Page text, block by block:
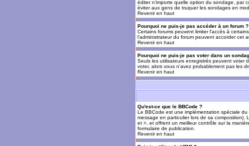
éditer n'importe quelle option du sondage, par
éviter aux gens de truquer les sondages en
Revenir en haut
Pourquoi ne puis-je pas accéder à un forum ?
Certains forums peuvent limiter l'accès à
l'administrateur du forum peuvent accorder cet
Revenir en haut
Pourquoi ne puis-je pas voter dans un
Seuls les utilisateurs enregistrés peuvent voter
voter, alors vous n'avez probablement pas les
Revenir en haut
Qu'est-ce que le BBCode ?
Le BBCode est une implémentation spéciale
message en particulier lors de sa composition).
et >, et offrent un meilleur contrôle sur la
formulaire de publication.
Revenir en haut